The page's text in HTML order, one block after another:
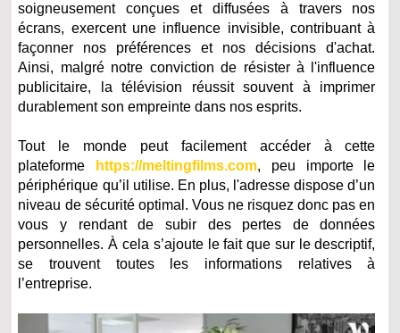
soigneusement conçues et diffusées à travers nos
écrans, exercent une influence invisible, contribuant à
façonner nos préférences et nos décisions d'achat.
Ainsi, malgré notre conviction de résister à l'influence
publicitaire, la télévision réussit souvent à imprimer
durablement son empreinte dans nos esprits.
Tout le monde peut facilement accéder à cette
plateforme
https://meltingfilms.com, peu importe le
périphérique qu’il utilise. En plus, l'adresse dispose d’un
niveau de sécurité optimal. Vous ne risquez donc pas en
vous y rendant de subir des pertes de données
personnelles. À cela s’ajoute le fait que sur le descriptif,
se trouvent toutes les informations relatives à
l’entreprise.